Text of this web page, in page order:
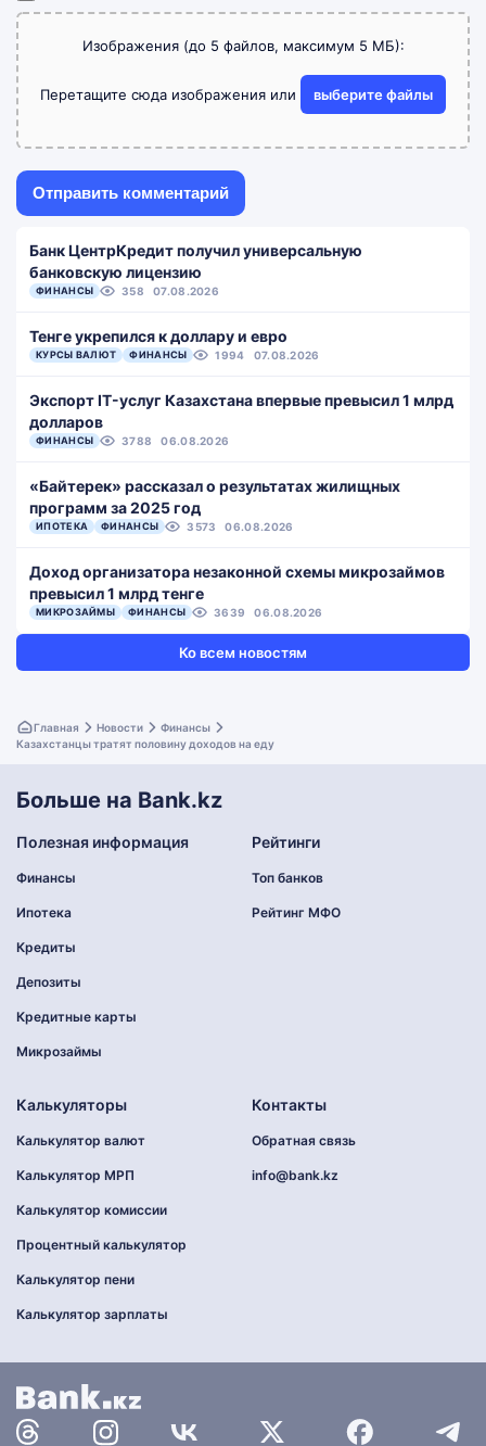
Изображения (до 5 файлов, максимум 5 МБ):
Перетащите сюда изображения или выберите файлы
Банк ЦентрКредит получил универсальную
банковскую лицензию
ФИНАНСЫ 358 07.08.2026
Тенге укрепился к доллару и евро
КУРСЫ ВАЛЮТ ФИНАНСЫ 1994 07.08.2026
Экспорт IT-услуг Казахстана впервые превысил 1 млрд
долларов
ФИНАНСЫ 3788 06.08.2026
«Байтерек» рассказал о результатах жилищных
программ за 2025 год
ИПОТЕКА ФИНАНСЫ 3573 06.08.2026
Доход организатора незаконной схемы микрозаймов
превысил 1 млрд тенге
МИКРОЗАЙМЫ ФИНАНСЫ 3639 06.08.2026
Ко всем новостям
Главная Новости
Финансы
Казахстанцы тратят половину доходов на еду
Больше на Bank.kz
Полезная информация
Финансы
Ипотека
Кредиты
Депозиты
Кредитные карты
Микрозаймы
Рейтинги
Топ банков
Рейтинг МФО
Калькуляторы
Калькулятор валют
Калькулятор МРП
Калькулятор комиссии
Процентный калькулятор
Калькулятор пени
Калькулятор зарплаты
Контакты
Обратная связь
info@bank.kz